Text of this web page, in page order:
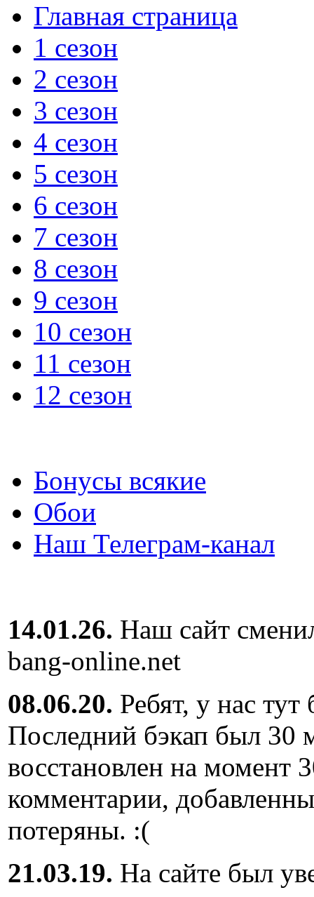
Главная страница
1 сезон
2 сезон
3 сезон
4 сезон
5 сезон
6 сезон
7 сезон
8 сезон
9 сезон
10 сезон
11 сезон
12 сезон
Бонусы всякие
Обои
Наш Телеграм-канал
14.01.26. Наш сайт
bang-online.net
08.06.20. Ребят, у нас
Последний бэкап был 30
восстановлен на
комментарии,
потеряны. :(
21.03.19. На сайте был